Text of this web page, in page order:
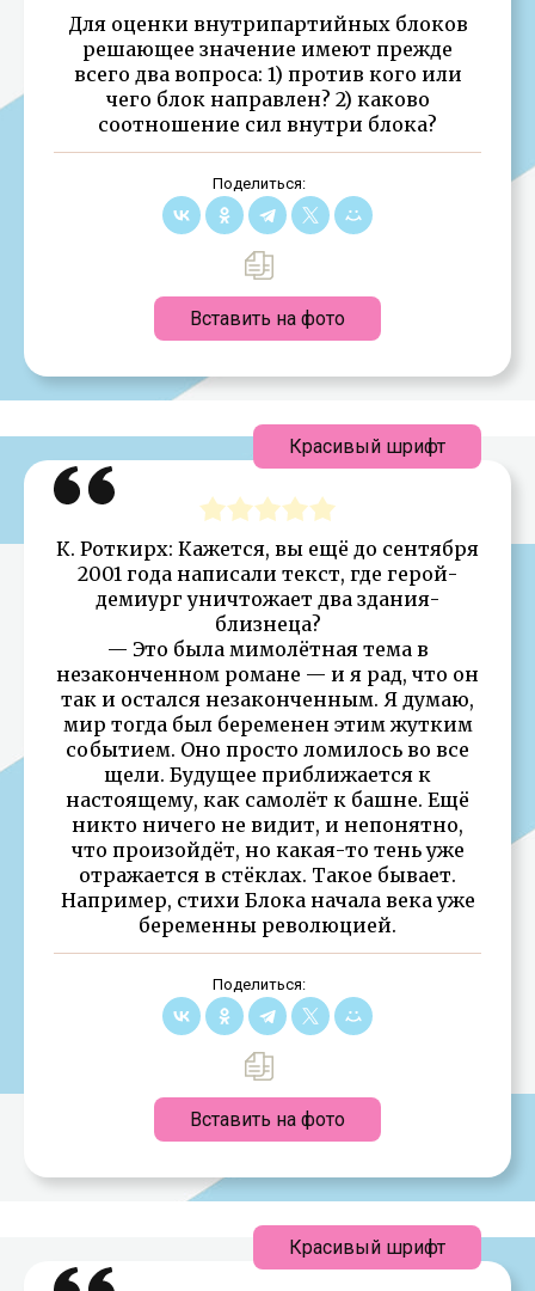
Для оценки внутрипартийных блоков
решающее значение имеют прежде
всего два вопроса: 1) против кого или
чего блок направлен? 2) каково
соотношение сил внутри блока?
Поделиться:
Вставить на фото
К. Роткирх: Кажется, вы ещё до сентября
2001 года написали текст, где герой-
демиург уничтожает два здания-
близнеца?
— Это была мимолётная тема в
незаконченном романе — и я рад, что он
так и остался незаконченным. Я думаю,
мир тогда был беременен этим жутким
событием. Оно просто ломилось во все
щели. Будущее приближается к
настоящему, как самолёт к башне. Ещё
никто ничего не видит, и непонятно,
что произойдёт, но какая-то тень уже
отражается в стёклах. Такое бывает.
Например, стихи Блока начала века уже
беременны революцией.
Поделиться:
Вставить на фото
Красивый шрифт
Красивый шрифт